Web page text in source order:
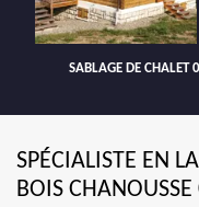
SABLAGE DE CHALET
SPÉCIALISTE EN
BOIS